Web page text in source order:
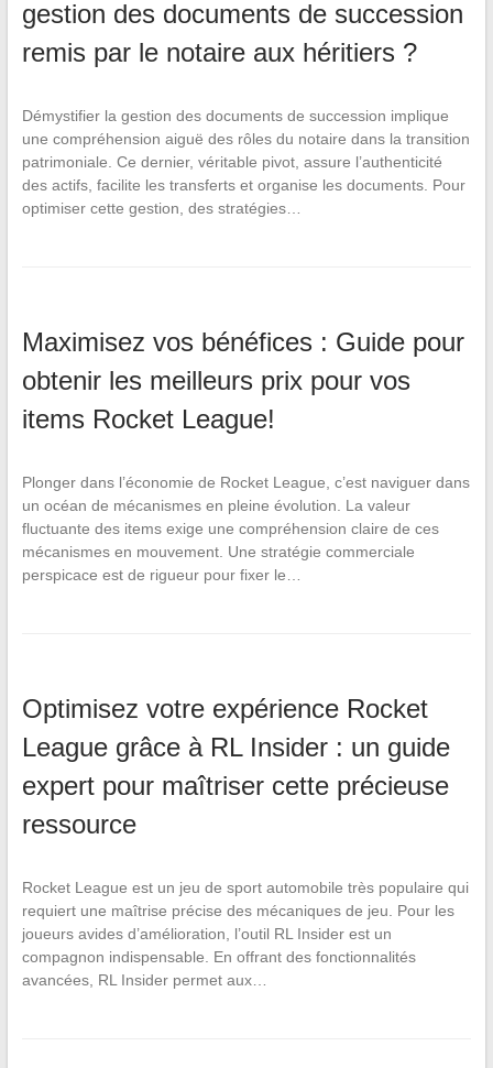
gestion des documents de succession
remis par le notaire aux héritiers ?
Démystifier la gestion des documents de succession implique
une compréhension aiguë des rôles du notaire dans la transition
patrimoniale. Ce dernier, véritable pivot, assure l’authenticité
des actifs, facilite les transferts et organise les documents. Pour
optimiser cette gestion, des stratégies…
Maximisez vos bénéfices : Guide pour
obtenir les meilleurs prix pour vos
items Rocket League!
Plonger dans l’économie de Rocket League, c’est naviguer dans
un océan de mécanismes en pleine évolution. La valeur
fluctuante des items exige une compréhension claire de ces
mécanismes en mouvement. Une stratégie commerciale
perspicace est de rigueur pour fixer le…
Optimisez votre expérience Rocket
League grâce à RL Insider : un guide
expert pour maîtriser cette précieuse
ressource
Rocket League est un jeu de sport automobile très populaire qui
requiert une maîtrise précise des mécaniques de jeu. Pour les
joueurs avides d’amélioration, l’outil RL Insider est un
compagnon indispensable. En offrant des fonctionnalités
avancées, RL Insider permet aux…